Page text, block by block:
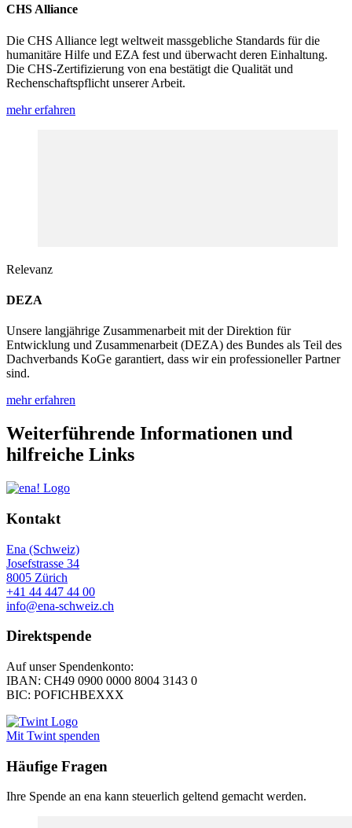
CHS Alliance
Die CHS Alliance legt weltweit massgebliche Standards für die
humanitäre Hilfe und EZA fest und überwacht deren Einhaltung.
Die CHS-Zertifizierung von ena bestätigt die Qualität und
Rechenschaftspflicht unserer Arbeit.
mehr erfahren
Relevanz
DEZA
Unsere langjährige Zusammenarbeit mit der Direktion für
Entwicklung und Zusammenarbeit (DEZA) des Bundes als Teil des
Dachverbands KoGe garantiert, dass wir ein professioneller Partner
sind.
mehr erfahren
Weiterführende Informationen und
hilfreiche Links
Kontakt
Ena (Schweiz)
Josefstrasse 34
8005 Zürich
+41 44 447 44 00
info@ena-schweiz.ch
Direktspende
Auf unser Spendenkonto:
IBAN: CH49 0900 0000 8004 3143 0
BIC: POFICHBEXXX
Mit Twint spenden
Häufige Fragen
Ihre Spende an ena kann steuerlich geltend gemacht werden.